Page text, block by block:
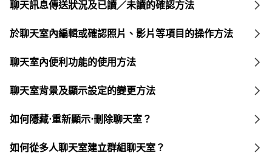
聊天訊息傳送狀況及已讀／未讀的確認方法
於聊天室內編輯或確認照片、影片等項目的操作方法
聊天室內便利功能的使用方法
聊天室背景及顯示設定的變更方法
如何隱藏⋅重新顯示⋅刪除聊天室？
如何從多人聊天室建立群組聊天室？